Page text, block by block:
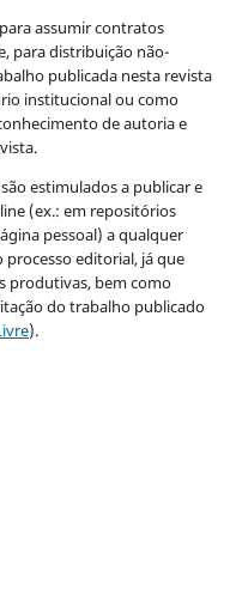
assumir contratos
para distribuição não-
publicada nesta revista
institucional ou como
de autoria e
estimulados a publicar e
(ex.: em repositórios
pessoal) a qualquer
editorial, já que
produtivas, bem como
do trabalho publicado
).